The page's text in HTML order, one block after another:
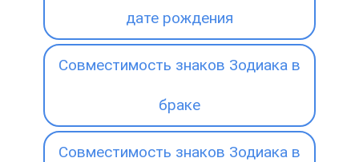
дате рождения
Совместимость знаков Зодиака в
браке
Совместимость знаков Зодиака в